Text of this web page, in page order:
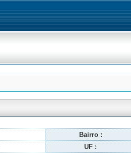
Bairro :
UF :